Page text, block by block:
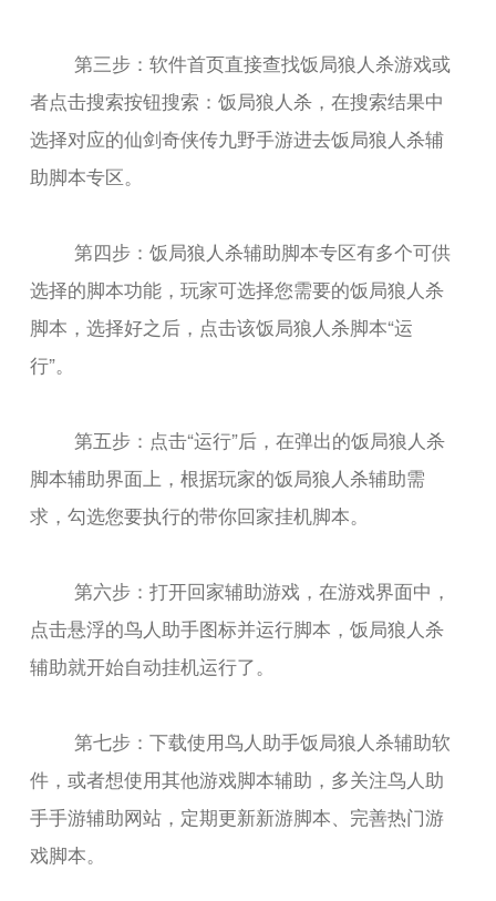
第三步：软件首页直接查找饭局狼人杀游戏或
者点击搜索按钮搜索：饭局狼人杀，在搜索结果中
选择对应的仙剑奇侠传九野手游进去饭局狼人杀辅
助脚本专区。
第四步：饭局狼人杀辅助脚本专区有多个可供
选择的脚本功能，玩家可选择您需要的饭局狼人杀
脚本，选择好之后，点击该饭局狼人杀脚本“运
行”。
第五步：点击“运行”后，在弹出的饭局狼人杀
脚本辅助界面上，根据玩家的饭局狼人杀辅助需
求，勾选您要执行的带你回家挂机脚本。
第六步：打开回家辅助游戏，在游戏界面中，
点击悬浮的鸟人助手图标并运行脚本，饭局狼人杀
辅助就开始自动挂机运行了。
第七步：下载使用鸟人助手饭局狼人杀辅助软
件，或者想使用其他游戏脚本辅助，多关注鸟人助
手手游辅助网站，定期更新新游脚本、完善热门游
戏脚本。